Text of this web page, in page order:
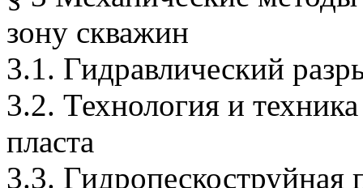
зону скважин
3.1. Гидравлический
3.2. Технология и
пласта
3.3. Гидропескоструйная